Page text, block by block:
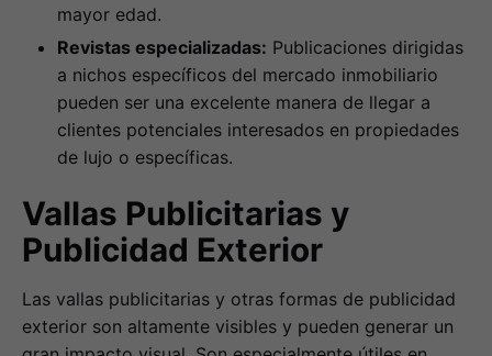
mayor edad.
Revistas especializadas: Publicaciones dirigidas
a nichos específicos del mercado inmobiliario
pueden ser una excelente manera de llegar a
clientes potenciales interesados en propiedades
de lujo o específicas.
Vallas Publicitarias y
Publicidad Exterior
Las vallas publicitarias y otras formas de publicidad
exterior son altamente visibles y pueden generar un